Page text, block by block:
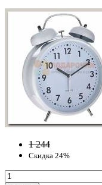
1 244
Скидка 24%